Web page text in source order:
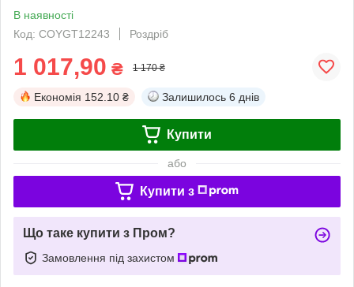
В наявності
Код: COYGT12243
Роздріб
1 017,90 ₴ 1 170 ₴
Економія 152.10 ₴ Залишилось 6 днів
Купити
або
Купити з
Що таке купити з Пром?
Замовлення під захистом